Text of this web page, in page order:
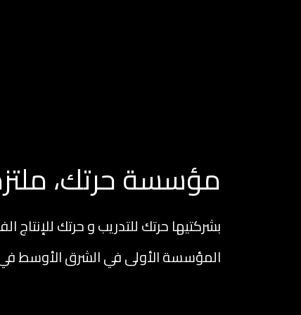
مؤسسة حرتك،
بشركتيها حرتك للتدريب و حرتك للإنتاج
المؤسسة الأولى في الشرق الأوسط في